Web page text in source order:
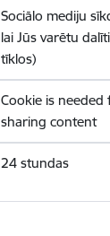
Sociālo mediju
lai Jūs varētu
tīklos)
Cookie is
sharing content
24 stundas